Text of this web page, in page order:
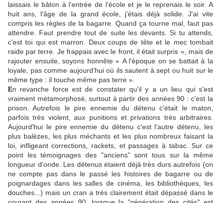
laissais le bâton à l'entrée de l'école et je le reprenais le soir. A
huit ans, l'âge de la grand école, j'étais déjà solide. J'ai vite
compris les règles de la bagarre. Quand ça tourne mal, faut pas
attendre. Faut prendre tout de suite les devants. Si tu attends,
c'est toi qui est marron. Deux coups de tête et le mec tombait
raide par terre. Je frappais avec le front, il était surpris », mais de
rajouter ensuite, soyons honnête« A l'époque on se battait à la
loyale, pas comme aujourd'hui où ils sautent à sept ou huit sur le
même type : il touche même pas terre ».
En revanche force est de constater qu'il y a un lieu qui s'est
vraiment métamorphosé, surtout à partir des années 90 : c'est la
prison. Autrefois le pire ennemie du détenu c'était le maton,
parfois très violent, aux punitions et privations très arbitraires.
Aujourd'hui le pire ennemie du détenu c'est l'autre détenu, les
plus balèzes, les plus méchants et les plus nombreux faisant la
loi, infligeant corrections, rackets, et passages à tabac. Sur ce
point les témoignages des "anciens" sont tous sur la même
longueur d'onde. Les détenus étaient déjà très durs autrefois (on
ne compte pas dans le passé les histoires de bagarre ou de
poignardages dans les salles de cinéma, les bibliothèques, les
douches...) mais un cran a très clairement était dépassé dans le